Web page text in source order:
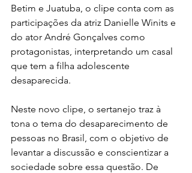
Betim e Juatuba, o clipe conta com as
participações da atriz Danielle Winits e
do ator André Gonçalves como
protagonistas, interpretando um casal
que tem a filha adolescente
desaparecida.
Neste novo clipe, o sertanejo traz à
tona o tema do desaparecimento de
pessoas no Brasil, com o objetivo de
levantar a discussão e conscientizar a
sociedade sobre essa questão. De